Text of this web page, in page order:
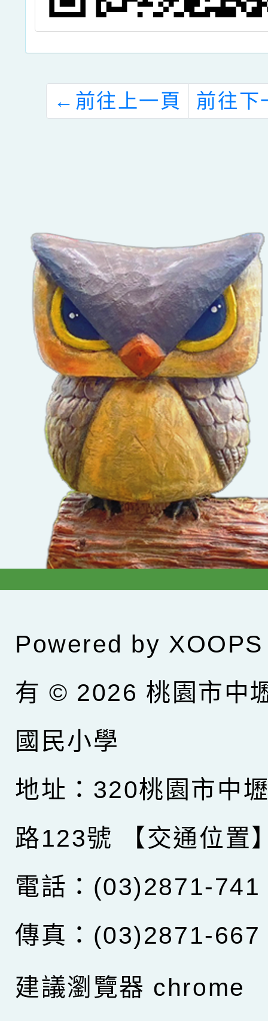
← 前往上一頁 前往下
Powered by XOOPS
有 © 2026 桃園市中
國民小學
地址：320桃園市中
路123號
【交通位置
電話：(03)2871-741
傳真：(03)2871-667
建議瀏覽器 chrome